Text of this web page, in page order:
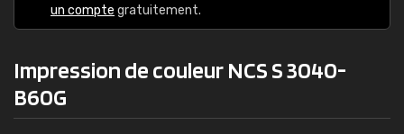
un compte gratuitement.
Impression de couleur NCS S 3040-
B60G